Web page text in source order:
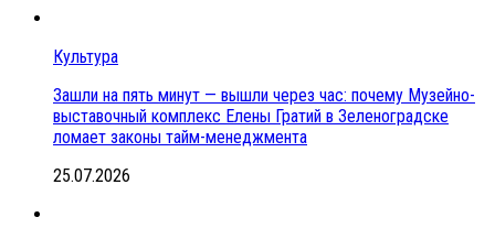
Культура
Зашли на пять минут — вышли через час: почему Музейно-
выставочный комплекс Елены Гратий в Зеленоградске
ломает законы тайм-менеджмента
25.07.2026